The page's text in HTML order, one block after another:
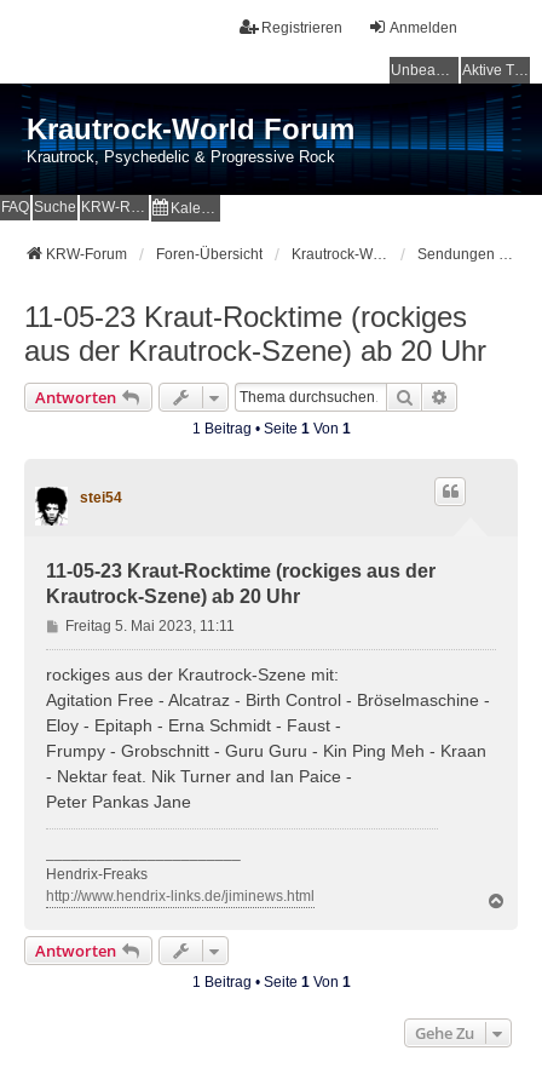
Anmelden
Registrieren
Unbeantwortete Themen Aktive Themen
Krautrock-World Forum
Krautrock, Psychedelic & Progressive Rock
FAQ Suche KRW-Radio Kalender
KRW-Forum Foren-Übersicht Krautrock-World Webradio Sendungen und Specials
11-05-23 Kraut-Rocktime (rockiges
aus der Krautrock-Szene) ab 20 Uhr
Antworten Suche
1 Beitrag • Seite 1Von 1
stei54
11-05-23 Kraut-Rocktime (rockiges aus der
Krautrock-Szene) ab 20 Uhr
B
e
r
a
g
Freitag 5. Mai 2023, 11:11
rockiges aus der Krautrock-Szene mit:
Agitation Free - Alcatraz - Birth Control - Bröselmaschine -
Eloy - Epitaph - Erna Schmidt - Faust -
Frumpy - Grobschnitt - Guru Guru - Kin Ping Meh - Kraan
- Nektar feat. Nik Turner and Ian Paice -
Peter Pankas Jane
Hendrix-Freaks
http://www.hendrix-links.de/jiminews.html
e
Antworten
1 Beitrag • Seite 1 Von 1
Gehe Zu